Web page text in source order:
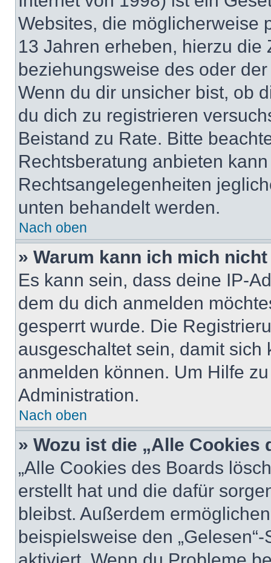
Websites, die möglicherweise
13 Jahren erheben, hierzu die
beziehungsweise des oder
Wenn du dir unsicher bist, ob
du dich zu registrieren
Beistand zu Rate. Bitte
Rechtsberatung anbieten
Rechtsangelegenheiten
unten behandelt werden.
Nach oben
» Warum kann ich mich
Es kann sein, dass deine IP-
dem du dich anmelden
gesperrt wurde. Die
ausgeschaltet sein, damit
anmelden können. Um Hilfe
Administration.
Nach oben
» Wozu ist die „Alle
„Alle Cookies des Boards
erstellt hat und die dafür
bleibst. Außerdem
beispielsweise den